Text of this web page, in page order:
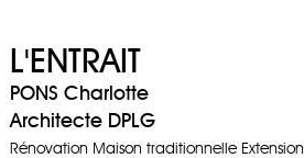
L'ENTRAIT
PONS Charlotte
Architecte DPLG
Rénovation Maison traditionnelle Extension